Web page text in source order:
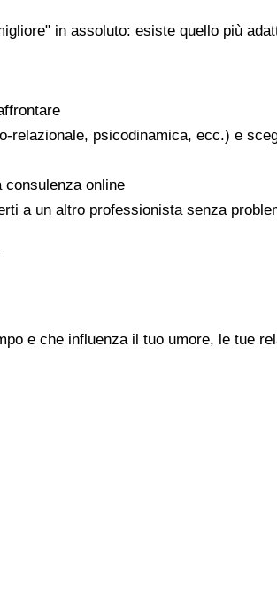
in assoluto: esiste quello più
relazionale, psicodinamica, ecc.) e
online
a un altro professionista senza
e che influenza il tuo umore, le tue